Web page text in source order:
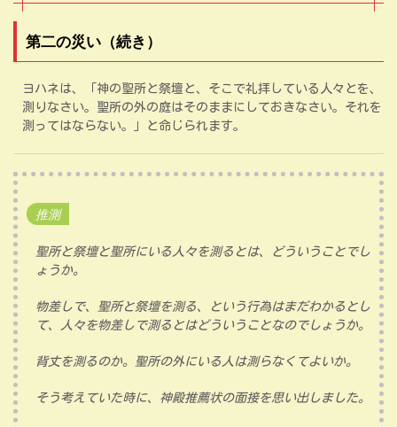
第二の災い（続き）
ヨハネは、「神の聖所と祭壇と、そこで礼拝している人々とを、
測りなさい。聖所の外の庭はそのままにしておきなさい。それを
測ってはならない。」と命じられます。
推測
聖所と祭壇と聖所にいる人々を測るとは、どういうことでし
ょうか。
物差しで、聖所と祭壇を測る、という行為はまだわかるとし
て、人々を物差しで測るとはどういうことなのでしょうか。
背丈を測るのか。聖所の外にいる人は測らなくてよいか。
そう考えていた時に、神殿推薦状の面接を思い出しました。